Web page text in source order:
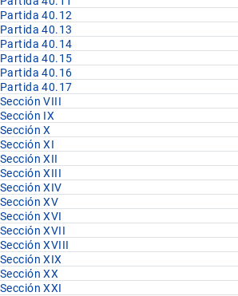
Partida 40.12
Partida 40.13
Partida 40.14
Partida 40.15
Partida 40.16
Partida 40.17
Sección VIII
Sección IX
Sección X
Sección XI
Sección XII
Sección XIII
Sección XIV
Sección XV
Sección XVI
Sección XVII
Sección XVIII
Sección XIX
Sección XX
Sección XXI